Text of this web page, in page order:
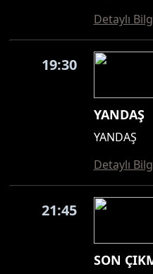
Detaylı
19:30
YANDAŞ
YANDAŞ
Detaylı
21:45
SON